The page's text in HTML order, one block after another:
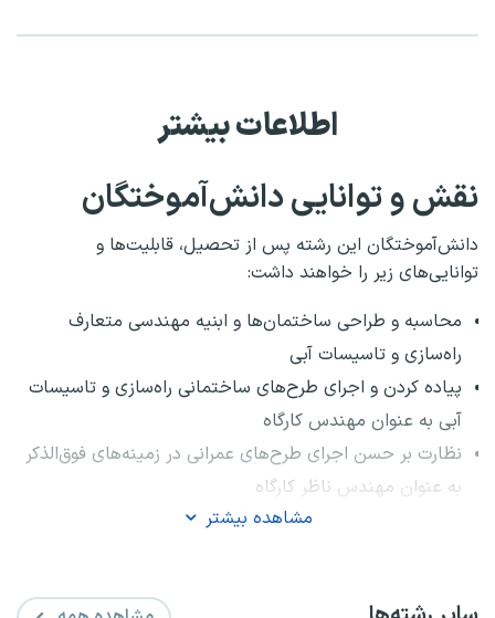
اطلاعات بیشتر
نقش و توانایی دانش‌آموختگان
دانش‌آموختگان این رشته پس از تحصیل، قابلیت‌ها و
توانایی‌های زیر را خواهند داشت:
محاسبه و طراحی ساختمان‌ها و ابنیه مهندسی متعارف
راه‌سازی و تاسیسات آبی
پیاده کردن و اجرای طرح‌های ساختمانی راه‌سازی و تاسیسات
آبی به عنوان مهندس کارگاه
نظارت بر حسن اجرای طرح‌های عمرانی در زمینه‌های فوق‌الذکر
به عنوان مهندس ناظر کارگاه
ادامه تحصیل در مجموعه‌های تخصصی مهندسی عمران در
مشاهده بیشتر